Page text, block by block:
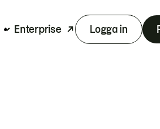
Enterprise Logga in